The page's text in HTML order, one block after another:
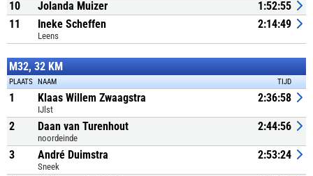
10 Jolanda Muizer
1:52:55
11
Ineke Scheffen
Leens
2:14:49
M32, 32 KM
PLAATS NAAM TIJD
1 Klaas Willem Zwaagstra
IJlst
2:36:58
2 Daan van Turenhout
noordeinde
2:44:56
3 André Duimstra
Sneek
2:53:24